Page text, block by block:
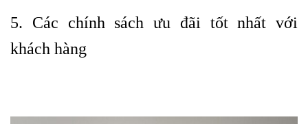
5. Các chính sách ưu đãi tốt nhất với
khách hàng